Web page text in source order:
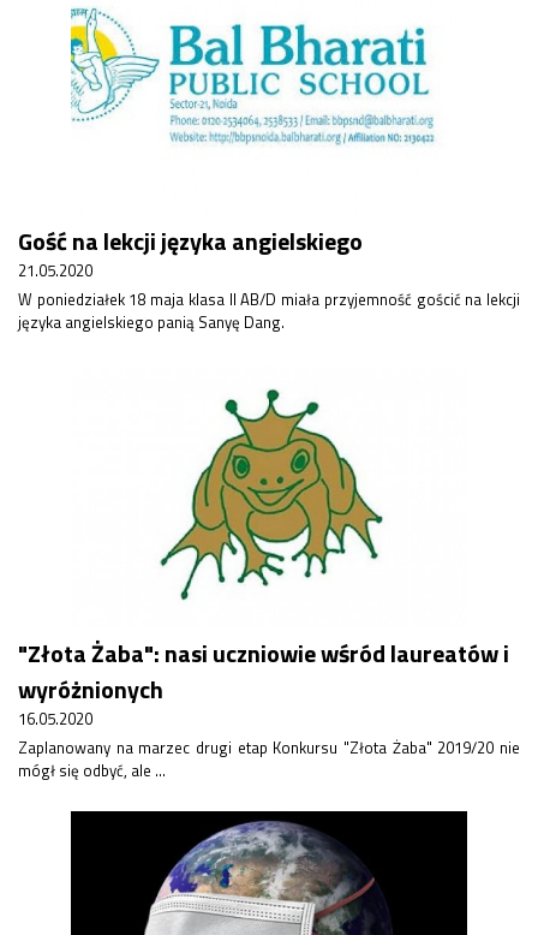
Stypendia naukowe
Plan nauczania klasa 7. i 8.
Gość na lekcji języka angielskiego
21.05.2020
W poniedziałek 18 maja klasa II AB/D miała przyjemność gościć na lekcji
języka angielskiego panią Sanyę Dang.
"Złota Żaba": nasi uczniowie wśród laureatów i
wyróżnionych
16.05.2020
Zaplanowany na marzec drugi etap Konkursu "Złota Żaba" 2019/20 nie
mógł się odbyć, ale ...